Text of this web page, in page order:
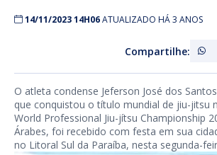
14/11/2023 14H06ATUALIZADO HÁ 3 ANOS
Compartilhe:
O atleta condense Jeferson José dos
que conquistou o título mundial de jiu-jitsu
World Professional Jiu-jítsu Championship
Árabes, foi recebido com festa em sua
no Litoral Sul da Paraíba, nesta segunda-